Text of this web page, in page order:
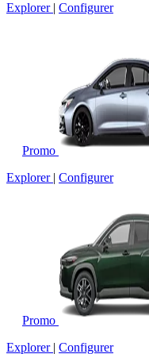
Explorer | Configurer
Promo
Explorer | Configurer
Promo
Explorer | Configurer